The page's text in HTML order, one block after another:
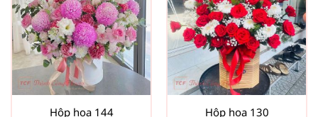
Hộp hoa 144
Hộp hoa 130